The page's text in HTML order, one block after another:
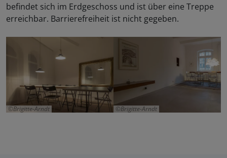
befindet sich im Erdgeschoss und ist über eine Treppe
erreichbar. Barrierefreiheit ist nicht gegeben.
Brigitte-Arndt Brigitte-Arndt